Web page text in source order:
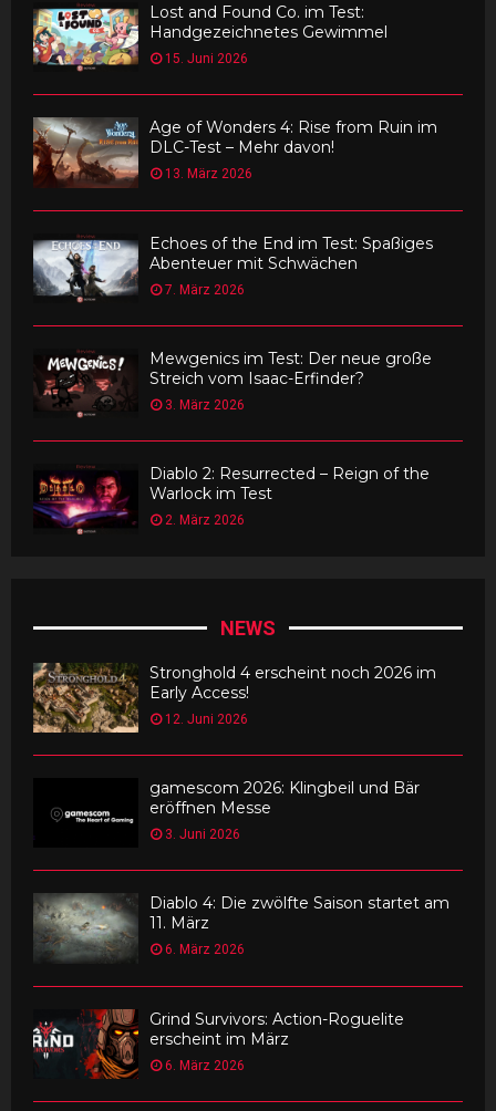
Lost and Found Co. im Test:
Handgezeichnetes Gewimmel
15. Juni 2026
Age of Wonders 4: Rise from Ruin im
DLC-Test – Mehr davon!
13. März 2026
Echoes of the End im Test: Spaßiges
Abenteuer mit Schwächen
7. März 2026
Mewgenics im Test: Der neue große
Streich vom Isaac-Erfinder?
3. März 2026
Diablo 2: Resurrected – Reign of the
Warlock im Test
2. März 2026
NEWS
Stronghold 4 erscheint noch 2026 im
Early Access!
12. Juni 2026
gamescom 2026: Klingbeil und Bär
eröffnen Messe
3. Juni 2026
Diablo 4: Die zwölfte Saison startet am
11. März
6. März 2026
Grind Survivors: Action-Roguelite
erscheint im März
6. März 2026